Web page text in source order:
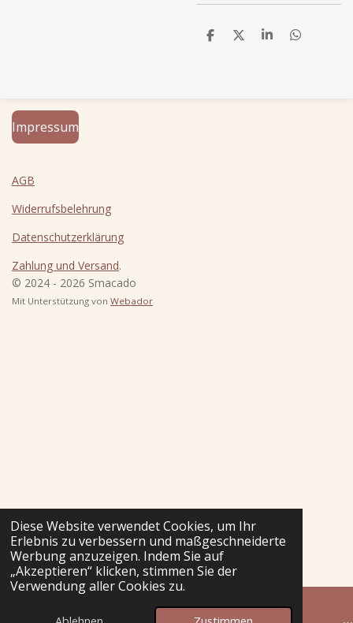
Diese Website verwendet Cookies, um Ihr
Erlebnis zu verbessern und maßgeschneiderte
Werbung anzuzeigen. Indem Sie auf
„Akzeptieren“ klicken, stimmen Sie der
Verwendung aller Cookies zu.
T
n
T
n
T
n
T
n
Impressum
AGB
Widerrufsbelehrung
Datenschutzerklärung
Zahlung und Versand.
© 2024 - 2026 Smacado
Mit Unterstützung von Webador